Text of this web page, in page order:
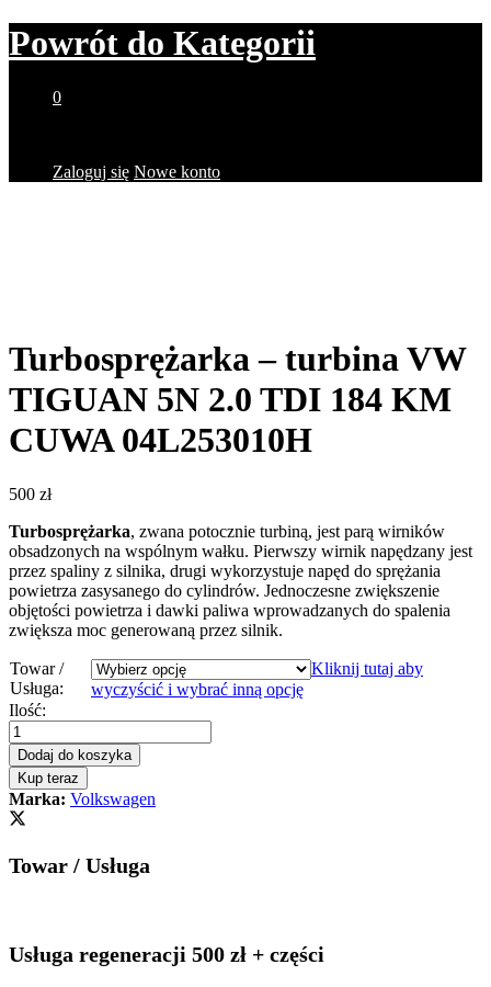
Powrót do Kategorii
0
Zaloguj się Nowe konto
Turbosprężarka – turbina VW
TIGUAN 5N 2.0 TDI 184 KM
CUWA 04L253010H
500 zł
Turbosprężarka, zwana potocznie turbiną, jest parą wirników
obsadzonych na wspólnym wałku. Pierwszy wirnik napędzany jest
przez spaliny z silnika, drugi wykorzystuje napęd do sprężania
powietrza zasysanego do cylindrów. Jednoczesne zwiększenie
objętości powietrza i dawki paliwa wprowadzanych do spalenia
zwiększa moc generowaną przez silnik.
Towar /
Usługa:
Kliknij tutaj aby
wyczyścić i wybrać inną opcję
Turbosprężarka
turbina
VW
TIGUAN
5N
2.0
184
quantity
Ilość:
Dodaj do koszyka
Kup teraz
Marka: Volkswagen
Towar / Usługa
Usługa regeneracji 500 zł + części